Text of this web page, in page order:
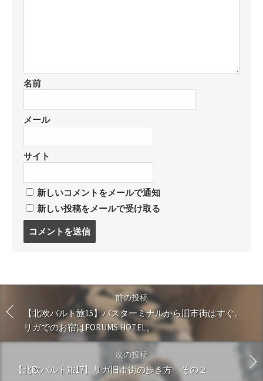
名前
メール
サイト
新しいコメントをメールで通知
新しい投稿をメールで受け取る
る
前の投稿
【北欧バルト旅15】バスターミナルから旧市街はすぐ。
リガでのお宿はFORUMS HOTEL。
次の投稿
【北欧バルト旅17】リガ旧市街の歩き方 その２